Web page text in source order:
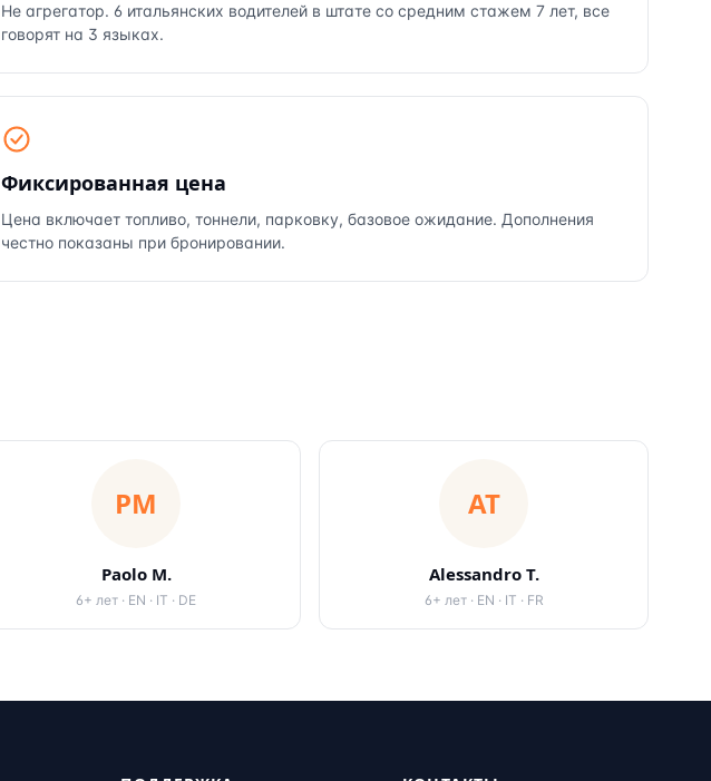
Не агрегатор. 6 итальянских водителей в штате со средним стажем 7 лет, все
говорят на 3 языках.
Фиксированная цена
Цена включает топливо, тоннели, парковку, базовое ожидание. Дополнения
честно показаны при бронировании.
PM
Paolo M.
6+ лет · EN · IT · DE
AT
Alessandro T.
6+ лет· EN · IT · FR